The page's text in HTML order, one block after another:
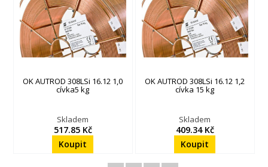
OK AUTROD 308LSi 16.12 1,0
cívka5 kg
Skladem
517.85 Kč
OK AUTROD 308LSi 16.12 1,2
cívka 15 kg
Skladem
409.34 Kč